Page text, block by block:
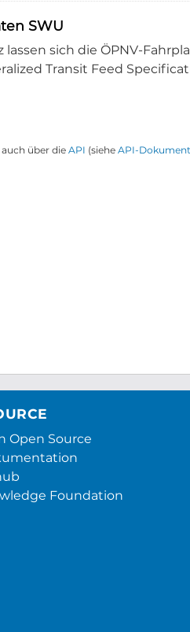
SWU
lassen sich die ÖPNV-
Transit Feed
über die API (siehe API-
Open Source
Foundation